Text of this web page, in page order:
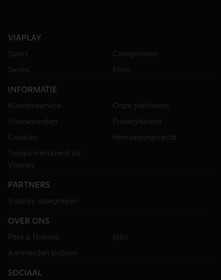
VIAPLAY
Sport
Categorieën
Series
Films
INFORMATIE
Klantenservice
Onze platforms
Voorwaarden
Privacybeleid
Cookies
Herroepingsrecht
Toegankelijkheid bij
Viaplay
PARTNERS
Viaplay inbegrepen
OVER ONS
Pers & Nieuws
Jobs
Aanmelden publiek
SOCIAAL